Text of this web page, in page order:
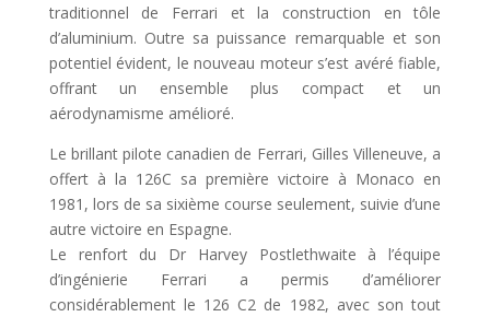
traditionnel de Ferrari et la construction en tôle
d’aluminium. Outre sa puissance remarquable et son
potentiel évident, le nouveau moteur s’est avéré fiable,
offrant un ensemble plus compact et un
aérodynamisme amélioré.
Le brillant pilote canadien de Ferrari, Gilles Villeneuve, a
offert à la 126C sa première victoire à Monaco en
1981, lors de sa sixième course seulement, suivie d’une
autre victoire en Espagne.
Le renfort du Dr Harvey Postlethwaite à l’équipe
d’ingénierie Ferrari a permis d’améliorer
considérablement le 126 C2 de 1982, avec son tout